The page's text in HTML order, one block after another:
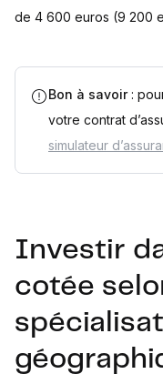
de 4 600 euros (9 200
Bon à savoir :
votre contrat
simulateur
Investir
cotée